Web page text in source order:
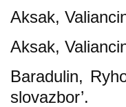
Aksak,
Aksak,
Baradulin,
slovazbor’.